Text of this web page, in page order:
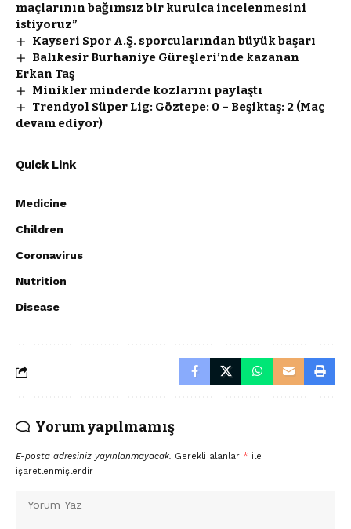
maçlarının bağımsız bir kurulca incelenmesini
istiyoruz”
Kayseri Spor A.Ş. sporcularından büyük başarı
Balıkesir Burhaniye Güreşleri’nde kazanan
Erkan Taş
Minikler minderde kozlarını paylaştı
Trendyol Süper Lig: Göztepe: 0 – Beşiktaş: 2 (Maç
devam ediyor)
Quick Link
Medicine
Children
Coronavirus
Nutrition
Disease
Yorum yapılmamış
E-posta adresiniz yayınlanmayacak. Gerekli alanlar * ile
işaretlenmişlerdir